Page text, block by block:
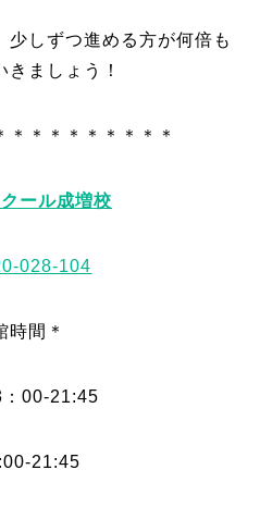
少しずつ進める方が何倍も
ましょう！
＊＊＊＊＊＊＊＊＊
ール成増校
028-104
時間＊
：00-21:45
21:45